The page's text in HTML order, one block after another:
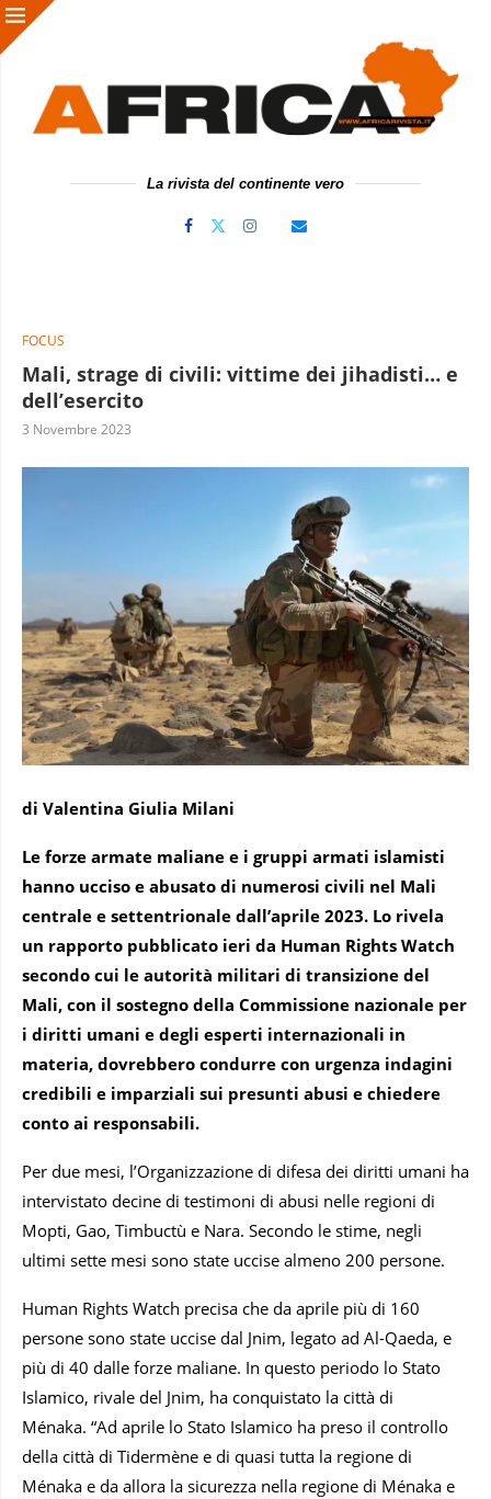
La rivista del continente vero
FOCUS
Mali, strage di civili: vittime dei jihadisti… e
dell’esercito
3 Novembre 2023
di Valentina Giulia Milani
Le forze armate maliane e i gruppi armati islamisti
hanno ucciso e abusato di numerosi civili nel Mali
centrale e settentrionale dall’aprile 2023. Lo rivela
un rapporto pubblicato ieri da Human Rights Watch
secondo cui le autorità militari di transizione del
Mali, con il sostegno della Commissione nazionale per
i diritti umani e degli esperti internazionali in
materia, dovrebbero condurre con urgenza indagini
credibili e imparziali sui presunti abusi e chiedere
conto ai responsabili.
Per due mesi, l’Organizzazione di difesa dei diritti umani ha
intervistato decine di testimoni di abusi nelle regioni di
Mopti, Gao, Timbuctù e Nara. Secondo le stime, negli
ultimi sette mesi sono state uccise almeno 200 persone.
Human Rights Watch precisa che da aprile più di 160
persone sono state uccise dal Jnim, legato ad Al-Qaeda, e
più di 40 dalle forze maliane. In questo periodo lo Stato
Islamico, rivale del Jnim, ha conquistato la città di
Ménaka. “Ad aprile lo Stato Islamico ha preso il controllo
della città di Tidermène e di quasi tutta la regione di
Ménaka e da allora la sicurezza nella regione di Ménaka e